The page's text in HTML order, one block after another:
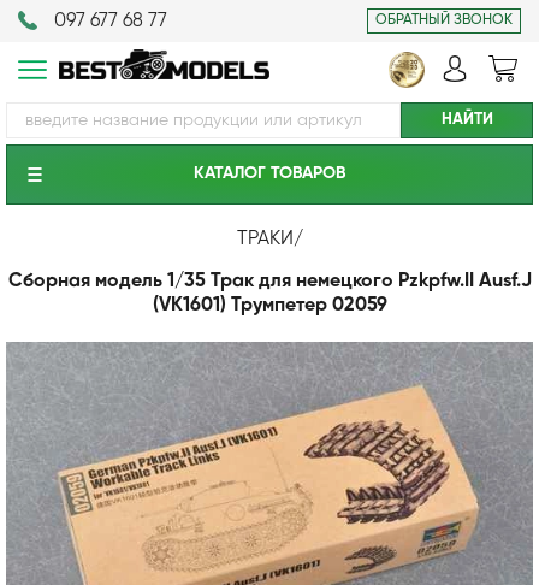
097 677 68 77 ОБРАТНЫЙ ЗВОНОК
КАТАЛОГ ТОВАРОВ
ТРАКИ/
Сборная модель 1/35 Трак для немецкого Pzkpfw.II Ausf.J
(VK1601) Трумпетер 02059